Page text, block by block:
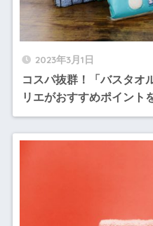
2023年3月1日
コスパ抜群！「バスタオ
リエがおすすめポイント